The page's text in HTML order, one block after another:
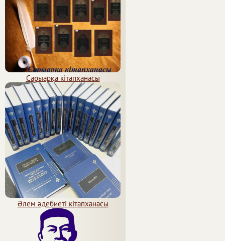
Сарыарқа кітапханасы
Әлем әдебиеті кітапханасы